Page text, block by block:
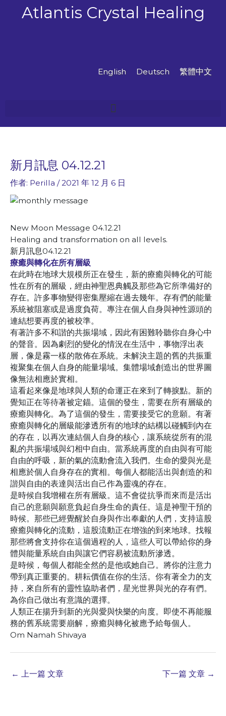
Atlantis Crystal Healing
English Deutsch 繁體中文
新月訊息 04.12.21
作者: Perilla /2021 年 12 月 6 日
New Moon Message 04.12.21
Healing and transformation on all levels.
新月訊息04.12.21
療癒與轉化在所有層級
在此時在地球大規模所正在發生，新的療癒與轉化的可能
性在所有的層級，經由神聖恩典觸及那些為它所準備好的
存在。許多事物變得密集壓縮在過去幾年。存有們的能量
系統被阻塞或是過度負荷。專注在個人自身與神性源頭的
連結想要再度的被校準。
有著許多不和諧的共振場域，因此有困難聆聽你自身心中
的聲音。因為劇烈的變化的情況在生活中，事物浮出表
層，像是霧一樣的散佈在系統。未解決主題的舊的共振重
複聚集在個人自身的能量場域。集體場域創造出的世界圖
像無法相應於實相。
這看起來像是地球與人類的命運正在來到了轉捩點。新的
覺知正在等待著被定錨。這個的發生，需要在所有層級的
療癒與轉化。為了這個的發生，需要接受它的意願。有著
療癒與轉化的層級能滲透所有的地球的結構以碰觸到內在
的存在，以再次連結個人自身的核心，讓系統從所有的混
亂的共振場域與幻相中自由。當系統再度的自由與有可能
自由的呼吸，新的氣的流動會流入我們。生命的愛與光是
相應於個人自身存在的實相。每個人都能活出與創造的和
諧與自由的表達與活出自己作為靈魂的存在。
是時候自我增權在所有層級。這不會從抗爭而來而是活出
自己的意願與願意負起自身生命的責任。這是神聖干預的
時候。那些已經覺醒於自身與作出奉獻的人們，支持這股
療癒與轉化的流動，這股流動正在增強的到來地球。找報
那些將會支持你在這個過程的人，這些人可以帶給你的身
體與能量系統自由與讓它們容易被流動所滲透。
是時候，每個人都能全然的是他或她自己。將你的注意力
帶到真正重要的。耕耘價值在你的生活。你有著全力的支
持，來自所有的靈性協助者們，星光世界與光的存有們。
為你自己做出有意識的選擇。
人類正在揚升到新的光與愛與快樂的向度。即使不再能服
務的舊系統需要崩解，療癒與轉化被應予給每個人。
Om Namah Shivaya
← 上一篇 文章 下一篇 文章 →